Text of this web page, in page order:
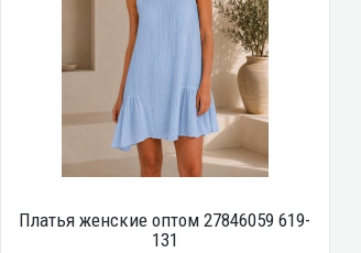
Платья женские оптом 27846059 619-
131